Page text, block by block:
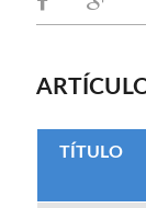
TÍTULO